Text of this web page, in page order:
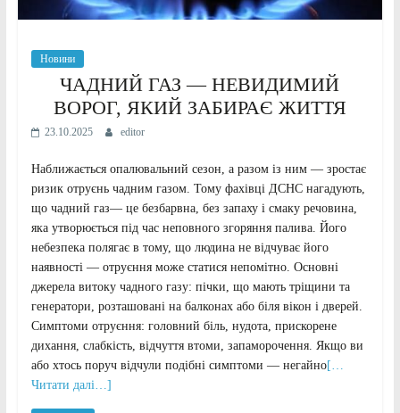
Новини
ЧАДНИЙ ГАЗ — НЕВИДИМИЙ
ВОРОГ, ЯКИЙ ЗАБИРАЄ ЖИТТЯ
23.10.2025 editor
Наближається опалювальний сезон, а разом із ним — зростає
ризик отруєнь чадним газом. Тому фахівці ДСНС нагадують,
що чадний газ— це безбарвна, без запаху і смаку речовина,
яка утворюється під час неповного згоряння палива. Його
небезпека полягає в тому, що людина не відчуває його
наявності — отруєння може статися непомітно. Основні
джерела витоку чадного газу: пічки, що мають тріщини та
генератори, розташовані на балконах або біля вікон і дверей.
Симптоми отруєння: головний біль, нудота, прискорене
дихання, слабкість, відчуття втоми, запаморочення. Якщо ви
або хтось поруч відчули подібні симптоми — негайно[…
Читати далі…]